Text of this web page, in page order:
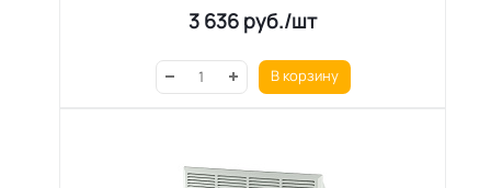
3 636 руб./шт
В корзину